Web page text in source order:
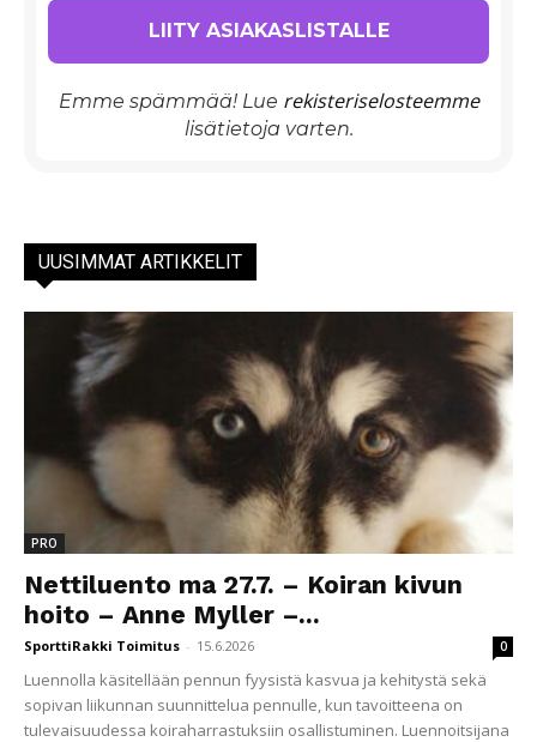
Emme spämmää! Lue rekisteriselosteemme
lisätietoja varten.
UUSIMMAT ARTIKKELIT
PRO
Nettiluento ma 27.7. – Koiran kivun
hoito – Anne Myller –...
SporttiRakki Toimitus - 15.6.2026 0
Luennolla käsitellään pennun fyysistä kasvua ja kehitystä sekä
sopivan liikunnan suunnittelua pennulle, kun tavoitteena on
tulevaisuudessa koiraharrastuksiin osallistuminen. Luennoitsijana